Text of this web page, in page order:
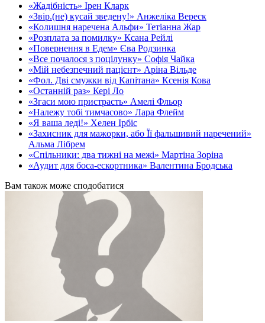
«Жадібність» Ірен Кларк
«Звір.(не) кусай зведену!» Анжеліка Вереск
«Колишня наречена Альфи» Тетіанна Жар
«Розплата за помилку» Ксана Рейлі
«Повернення в Едем» Єва Родзинка
«Все почалося з поцілунку» Софія Чайка
«Мій небезпечний пацієнт» Аріна Вільде
«Фол. Дві смужки від Капітана» Ксенія Кова
«Останній раз» Кері Ло
«Згаси мою пристрасть» Амелі Фльор
«Належу тобі тимчасово» Лара Флейм
«Я ваша леді!» Хелен Ірбіс
«Захисник для мажорки, або Її фальшивий наречений»
Альма Лібрем
«Спільники: два тижні на межі» Мартіна Зоріна
«Аудит для боса-ескортника» Валентина Бродська
Вам також може сподобатися